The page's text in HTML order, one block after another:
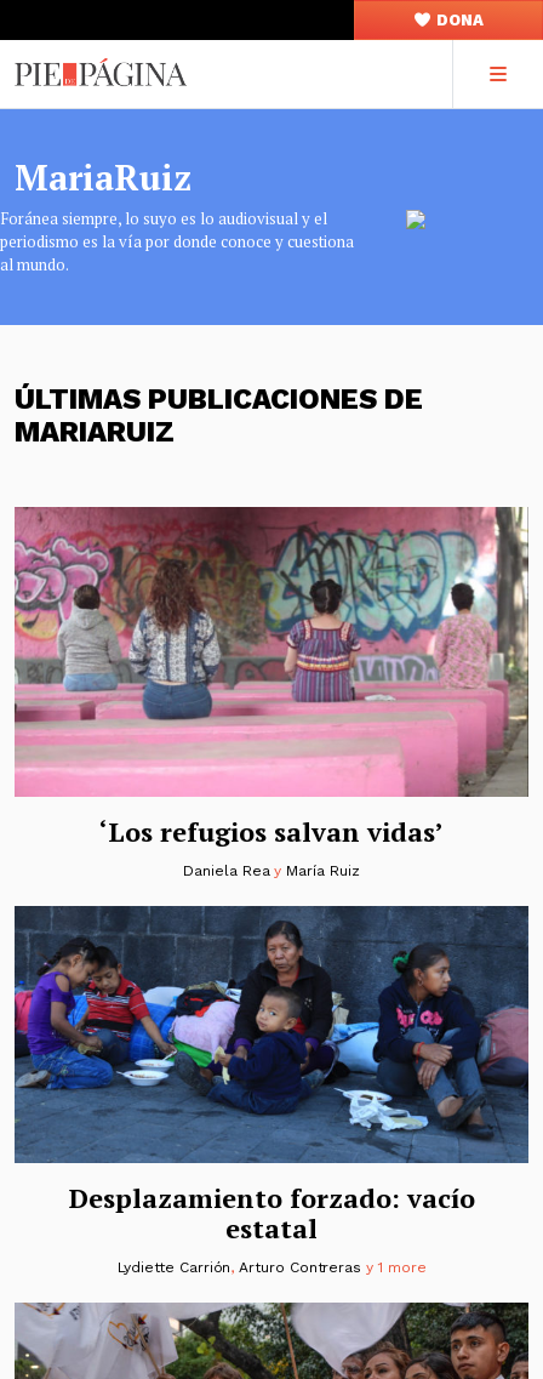
DONA
MariaRuiz
Foránea siempre, lo suyo es lo audiovisual y el
periodismo es la vía por donde conoce y cuestiona
al mundo.
ÚLTIMAS PUBLICACIONES DE
MARIARUIZ
‘Los refugios salvan vidas’
Daniela Reay María Ruiz
Desplazamiento forzado: vacío
estatal
Lydiette Carrión,Arturo Contreras y 1 more